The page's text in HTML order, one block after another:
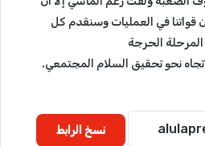
قواتنا في العمليات وسنقدم كل
المرحلة الحرجة
نحو تحقيق السلام المجتمعي.
نسخ الرابط